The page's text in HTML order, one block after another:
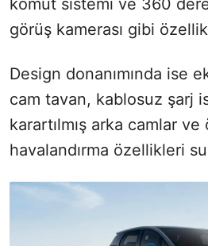
komut sistemi ve 360
görüş kamerası gibi
Design donanımında ise
cam tavan, kablosuz şarj
karartılmış arka camlar
havalandırma özellikleri